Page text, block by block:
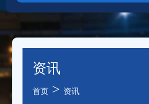
资讯
首页 > 资讯